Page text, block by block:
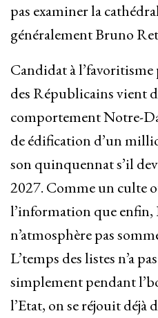
pas examiner la
généralement Bruno
Candidat à
des Républicains vient
comportement Notre-
de édification d’un
son quinquennat s’il
2027. Comme un culte
l’information que
n’atmosphère pas
L’temps des listes n’a
simplement pendant
l’Etat, on se réjouit déjà